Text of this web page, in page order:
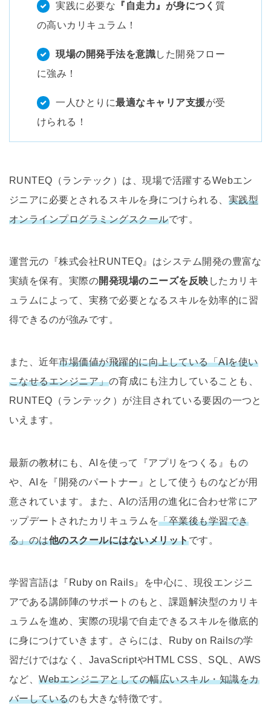
実践に必要な 『自走力』が身につく 質
の高いカリキュラム！
現場の開発手法を意識した開発フロー
に強み！
一人ひとりに最適なキャリア支援が受
けられる！
RUNTEQ（ランテック）は、現場で活躍するWebエン
ジニアに必要とされるスキルを身につけられる、 実践型
オンラインプログラミングスクールです。
運営元の『株式会社RUNTEQ』はシステム開発の豊富な
実績を保有。実際の開発現場のニーズを反映 したカリキ
ュラムによって、実務で必要となるスキルを効率的に習
得できるのが強みです。
また、近年市場価値が飛躍的に向上している「AIを使い
こなせるエンジニア」の育成にも注力していることも、
RUNTEQ（ランテック）が注目されている要因の一つと
いえます。
最新の教材にも、AIを使って『アプリをつくる』もの
や、AIを『開発のパートナー』として使うものなどが用
意されています。また、AIの活用の進化に合わせ常にア
ップデートされたカリキュラムを「卒業後も学習でき
る」のは他のスクールにはないメリットです。
学習言語は『Ruby on Rails』を中心に、現役エンジニ
アである講師陣のサポートのもと、課題解決型のカリキ
ュラムを進め、実際の現場で自走できるスキルを徹底的
に身につけていきます。さらには、Ruby on Railsの学
習だけではなく、JavaScriptやHTML CSS、SQL、AWS
など、Webエンジニアとしての幅広いスキル・知識をカ
バーしているのも大きな特徴です。